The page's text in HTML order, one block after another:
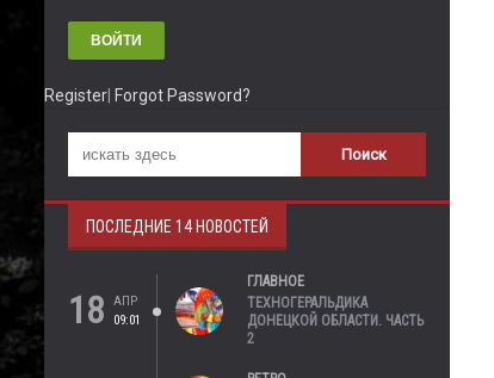
Register Forgot Password?
ПОСЛЕДНИЕ 14 НОВОСТЕЙ
18
АПР
09:01
ГЛАВНОЕ
ТЕХНОГЕРАЛЬДИКА
ДОНЕЦКОЙ ОБЛАСТИ. ЧАСТЬ
2